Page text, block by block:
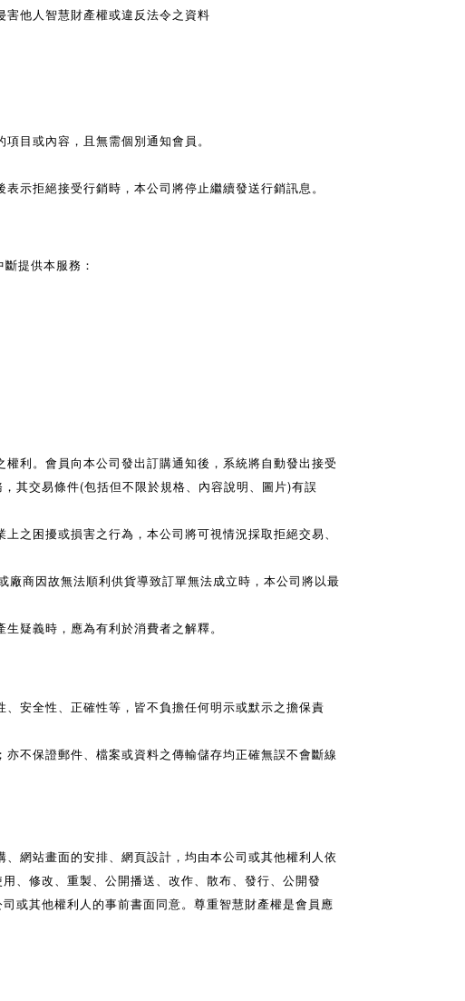
他人智慧財產權或違反法令之資料
目或內容，且無需個別通知會員。
示拒絕接受行銷時，本公司將停止繼續發送行銷訊息。
提供本服務：
利。會員向本公司發出訂購通知後，系統將自動發出接受
其交易條件(包括但不限於規格、內容說明、圖片)有誤
之困擾或損害之行為，本公司將可視情況採取拒絕交易、
商因故無法順利供貨導致訂單無法成立時，本公司將以最
疑義時，應為有利於消費者之解釋。
安全性、正確性等，皆不負擔任何明示或默示之擔保責
不保證郵件、檔案或資料之傳輸儲存均正確無誤不會斷線
網站畫面的安排、網頁設計，均由本公司或其他權利人依
、修改、重製、公開播送、改作、散布、發行、公開發
或其他權利人的事前書面同意。尊重智慧財產權是會員應